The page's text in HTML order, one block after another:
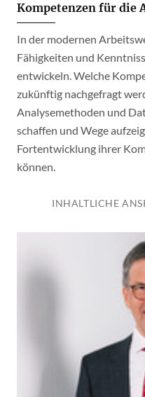
Kompetenzen für die
In der modernen
Fähigkeiten und
entwickeln. Welche
zukünftig nachgefragt
Analysemethoden und
schaffen und Wege
Fortentwicklung ihrer
können.
INHALTLICHE